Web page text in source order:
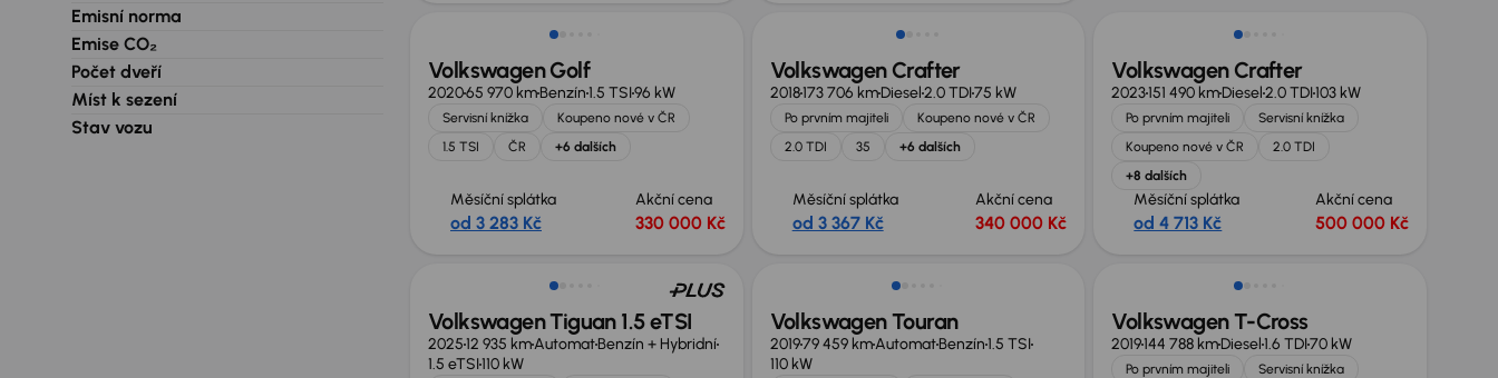
Emisní norma
Emise CO₂
Počet dveří
Míst k sezení
Stav vozu
Volkswagen Golf
202065 970 kmBenzín1.5 TSI96 kW
Servisní knížka
Koupeno nové v ČR
1.5 TSI
ČR +6 dalších
Měsíční splátka
od 3 283 Kč
Akční cena
330 000 Kč
Volkswagen Crafter
2018173 706 kmDiesel2.0 TDI75 kW
Po prvním majiteli
Koupeno nové v ČR
2.0 TDI
35 +6 dalších
Měsíční splátka
od 3 367 Kč
Akční cena
340 000 Kč
Volkswagen Crafter
2023151 490 kmDiesel2.0 TDI103 kW
Po prvním majiteli
Servisní knížka
Koupeno nové v ČR
2.0 TDI
+8 dalších
Měsíční splátka
od 4 713 Kč
Akční cena
500 000 Kč
Ušetříte 179 999 Kč
Volkswagen Tiguan 1.5 eTSI
202512 935 kmAutomatBenzín + Hybridní
1.5 eTSI110 kW
Zlevněno o 10 000 Kč
Volkswagen Touran
201979 459 kmAutomatBenzín1.5 TSI
110 kW
Zlevněno o 30 000 Kč
Volkswagen T-Cross
2019144 788 kmDiesel1.6 TDI70 kW
Po prvním majiteli
Servisní knížka